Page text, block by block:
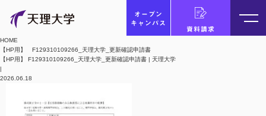
オープン
キャンパス
資料請求
HOME
【HP用】 F129310109266_天理大学_更新確認申請書
【HP用】 F129310109266_天理大学_更新確認申請書 | 天理大学
|
2026.06.18